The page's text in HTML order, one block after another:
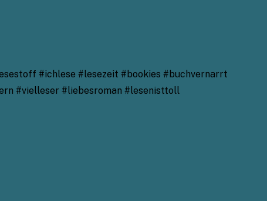
#ichlese #lesezeit #bookies #buchvernarrt
#vielleser #liebesroman #lesenisttoll